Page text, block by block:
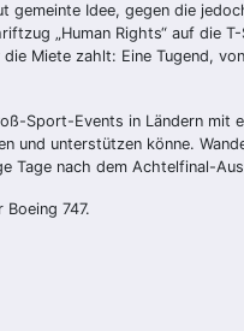
Idee, gegen die
„Human Rights“ auf die
Miete zahlt: Eine Tugend,
Sport-Events in Ländern
unterstützen könne.
Tage nach dem Achtelfinal-
747.